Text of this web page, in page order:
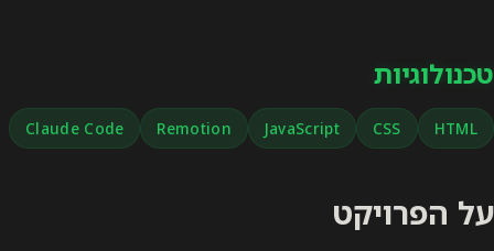
טכנולוגיות
HTML
CSS
JavaScript
Remotion
Claude Code
על הפרויקט